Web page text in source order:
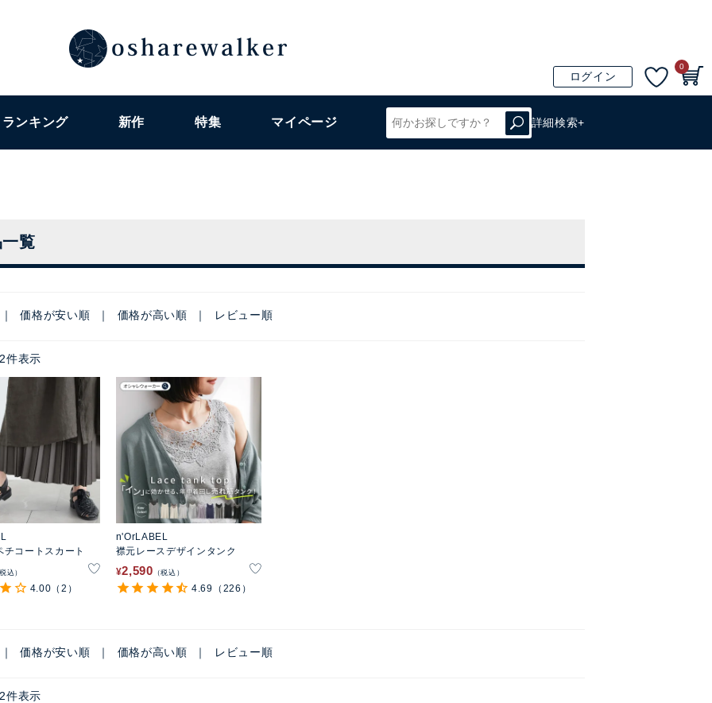
ログイン
0
ランキング 新作 特集 マイページ 詳細検索+
覧
価格が安い順 価格が高い順 レビュー順
2件表示
チコートスカート
込
4.00 （2）
n'OrLABEL
襟元レースデザインタンク
¥2,590 税込
4.69 （226）
価格が安い順 価格が高い順 レビュー順
2件表示